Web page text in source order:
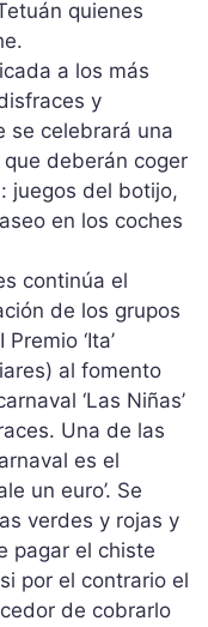
quienes
a los más
y
se celebrará una
deberán coger
juegos del botijo,
en los coches
continúa el
de los grupos
‘Ita’
al fomento
‘Las Niñas’
Una de las
es el
un euro’. Se
verdes y rojas y
pagar el chiste
por el contrario el
de cobrarlo